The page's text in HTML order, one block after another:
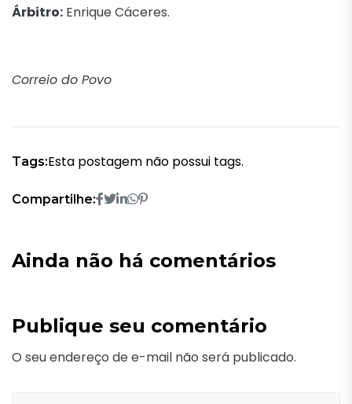
Árbitro: Enrique Cáceres.
Correio do Povo
Tags:Esta postagem não possui tags.
Compartilhe:
Ainda não há comentários
Publique seu comentário
O seu endereço de e-mail não será publicado.